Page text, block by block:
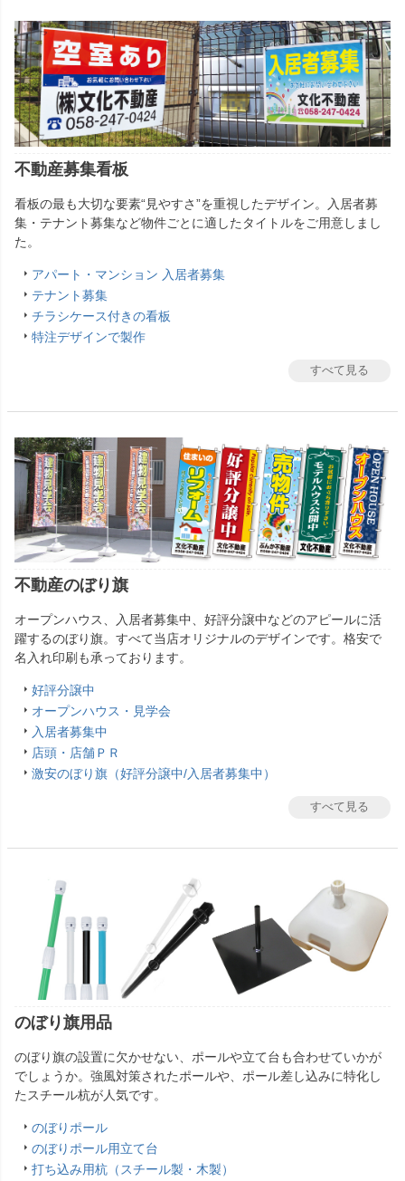
不動産募集看板
看板の最も大切な要素“見やすさ”を重視したデザイン。入居者募
集・テナント募集など物件ごとに適したタイトルをご用意しまし
た。
アパート・マンション 入居者募集
テナント募集
チラシケース付きの看板
特注デザインで製作
すべて見る
不動産のぼり旗
オープンハウス、入居者募集中、好評分譲中などのアピールに活
躍するのぼり旗。すべて当店オリジナルのデザインです。格安で
名入れ印刷も承っております。
好評分譲中
オープンハウス・見学会
入居者募集中
店頭・店舗ＰＲ
激安のぼり旗（好評分譲中/入居者募集中）
すべて見る
のぼり旗用品
のぼり旗の設置に欠かせない、ポールや立て台も合わせていかが
でしょうか。強風対策されたポールや、ポール差し込みに特化し
たスチール杭が人気です。
のぼりポール
のぼりポール用立て台
打ち込み用杭（スチール製・木製）